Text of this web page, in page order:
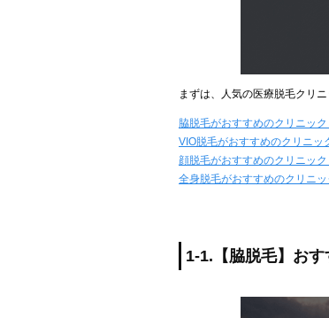
まずは、人気の医療脱毛クリ
脇脱毛がおすすめのクリニック
VIO脱毛がおすすめのクリニッ
顔脱毛がおすすめのクリニック
全身脱毛がおすすめのクリニッ
1-1.【脇脱毛】お